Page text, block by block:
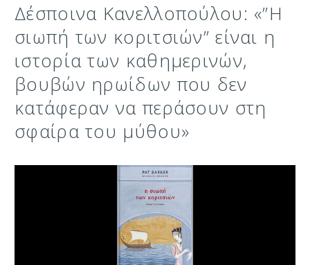
Δέσποινα Κανελλοπούλου: «”Η
σιωπή των κοριτσιών” είναι η
ιστορία των καθημερινών,
βουβών ηρωίδων που δεν
κατάφεραν να περάσουν στη
σφαίρα του μύθου»